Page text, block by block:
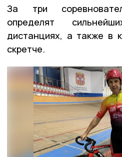
За три
определят
дистанциях, а также в
скретче.